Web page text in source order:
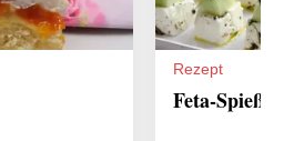
Rezept
Feta-